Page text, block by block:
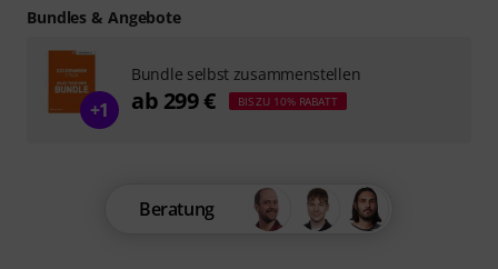
Beratung
Bundles & Angebote
+1
Bundle selbst zusammenstellen
ab 299 € BIS ZU 10% RABATT